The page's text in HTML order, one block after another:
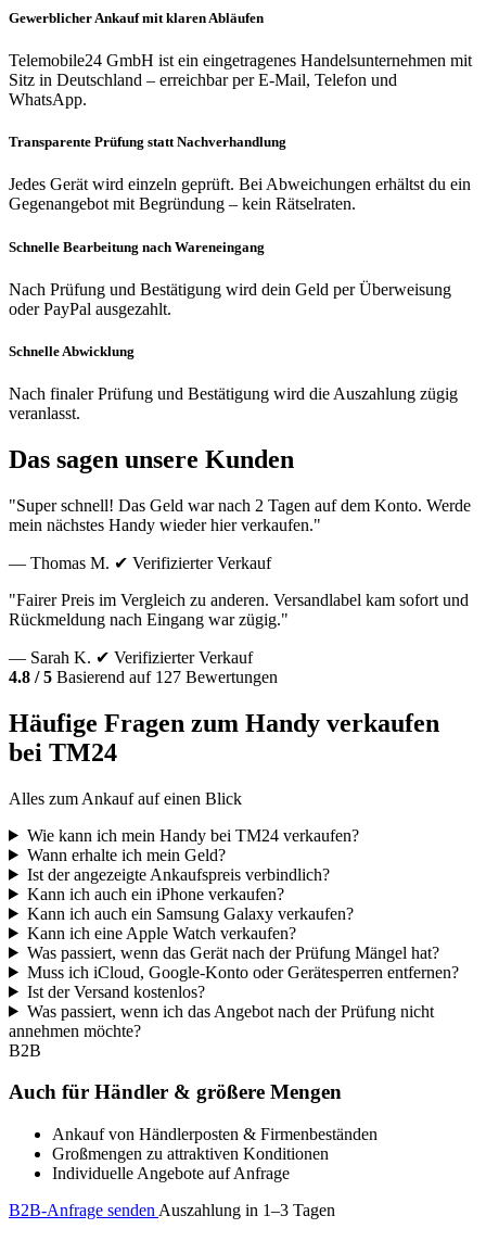
Gewerblicher Ankauf mit klaren Abläufen
Telemobile24 GmbH ist ein eingetragenes Handelsunternehmen mit
Sitz in Deutschland – erreichbar per E-Mail, Telefon und
WhatsApp.
Transparente Prüfung statt Nachverhandlung
Jedes Gerät wird einzeln geprüft. Bei Abweichungen erhältst du ein
Gegenangebot mit Begründung – kein Rätselraten.
Schnelle Bearbeitung nach Wareneingang
Nach Prüfung und Bestätigung wird dein Geld per Überweisung
oder PayPal ausgezahlt.
Schnelle Abwicklung
Nach finaler Prüfung und Bestätigung wird die Auszahlung zügig
veranlasst.
Das sagen unsere Kunden
"Super schnell! Das Geld war nach 2 Tagen auf dem Konto. Werde
mein nächstes Handy wieder hier verkaufen."
— Thomas M. ✔ Verifizierter Verkauf
"Fairer Preis im Vergleich zu anderen. Versandlabel kam sofort und
Rückmeldung nach Eingang war zügig."
— Sarah K. ✔ Verifizierter Verkauf
4.8 / 5 Basierend auf 127 Bewertungen
Häufige Fragen zum Handy verkaufen
bei TM24
Alles zum Ankauf auf einen Blick
Wie kann ich mein Handy bei TM24 verkaufen?
Wann erhalte ich mein Geld?
Ist der angezeigte Ankaufspreis verbindlich?
Kann ich auch ein iPhone verkaufen?
Kann ich auch ein Samsung Galaxy verkaufen?
Kann ich eine Apple Watch verkaufen?
Was passiert, wenn das Gerät nach der Prüfung Mängel hat?
Muss ich iCloud, Google-Konto oder Gerätesperren entfernen?
Ist der Versand kostenlos?
Was passiert, wenn ich das Angebot nach der Prüfung nicht
annehmen möchte?
B2B
Auch für Händler & größere Mengen
Ankauf von Händlerposten & Firmenbeständen
Großmengen zu attraktiven Konditionen
Individuelle Angebote auf Anfrage
B2B-Anfrage senden Auszahlung in 1–3 Tagen